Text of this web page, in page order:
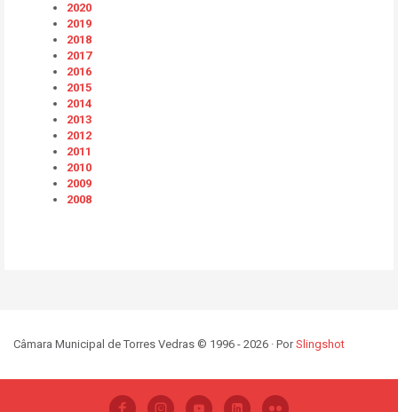
2020
2019
2018
2017
2016
2015
2014
2013
2012
2011
2010
2009
2008
Câmara Municipal de Torres Vedras © 1996 - 2026 · PorSlingshot